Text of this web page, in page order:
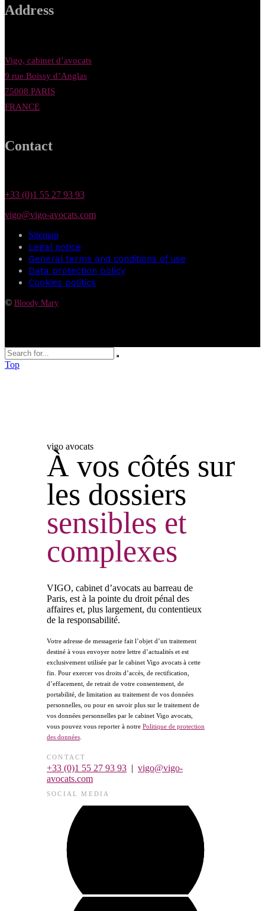
Address
Vigo, cabinet d’avocats
9 rue Boissy d’Anglas
75008 PARIS
FRANCE
Contact
+33 (0)1 55 27 93 93
vigo@vigo-avocats.com
Sitemap
Legal notice
General terms and conditions of use
Data protection policy
Cookies politics
© Bloody Mary
Top
vigo avocats
À vos côtés sur
les dossiers
sensibles et
complexes
VIGO, cabinet d’avocats au barreau de
Paris, est à la pointe du droit pénal des
affaires et, plus largement, du contentieux
de la responsabilité.
Votre adresse de messagerie fait l’objet d’un traitement
destiné à vous envoyer notre lettre d’actualités et est
exclusivement utilisée par le cabinet Vigo avocats à cette
fin. Pour exercer vos droits d’accès, de rectification,
d’effacement, de retrait de votre consentement, de
portabilité, de limitation au traitement de vos données
personnelles, ou pour en savoir plus sur le traitement de
vos données personnelles par le cabinet Vigo avocats,
vous pouvez vous reporter à notre Politique de protection
des données
CONTACT
+33 (0)1 55 27 93 93 | vigo@vigo-
avocats.com
SOCIAL MEDIA